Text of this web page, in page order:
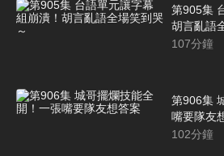
第905集
胡言亂語
107分鐘
第906集
嘴要隊友
102分鐘